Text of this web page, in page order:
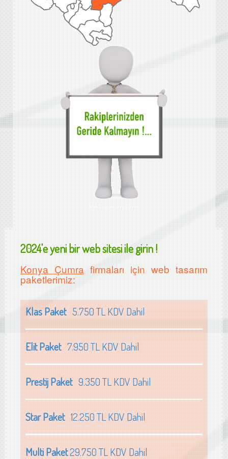
Web Tasarımı Konya Çumra
2024'e yeni bir web sitesi ile girin !
Konya Çumrafirmaları için web tasarım
paketlerimiz:
Klas Paket5.750 TL KDV Dahil
Elit Paket7.950 TL KDV Dahil
Prestij Paket9.350 TL KDV Dahil
Star Paket12.250 TL KDV Dahil
Multi Paket29.750 TL KDV Dahil